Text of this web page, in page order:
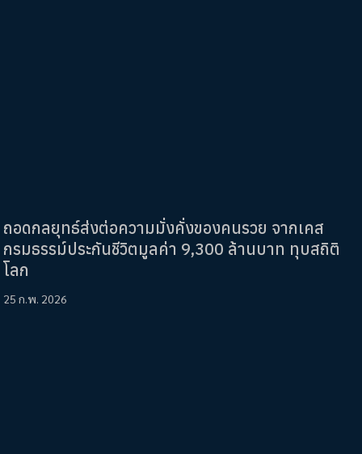
ถอดกลยุทธ์ส่งต่อความมั่งคั่งของคนรวย จากเคส
กรมธรรม์ประกันชีวิตมูลค่า 9,300 ล้านบาท ทุบสถิติ
โลก
25 ก.พ. 2026